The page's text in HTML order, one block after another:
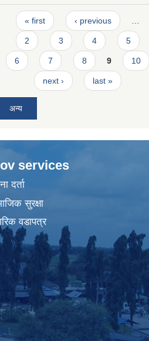
Pages
« first ‹ previous …
2 3 4 5
6 7 8 9 10
next › last »
अन्य
services
दर्ता
सुरक्षा
वडापत्र